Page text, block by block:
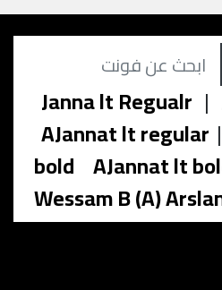
Janna lt Regualr |
AJannat lt regular |
bold AJannat lt
Wessam B (A)